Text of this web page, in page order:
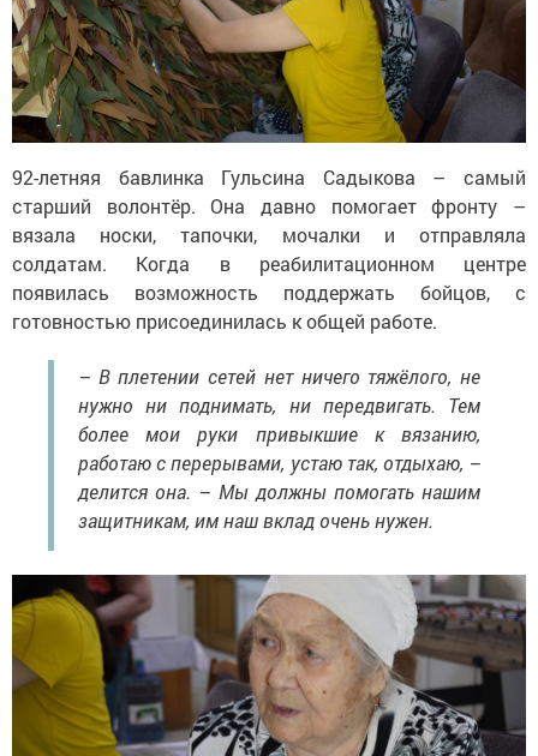
92-летняя бавлинка Гульсина Садыкова – самый
старший волонтёр. Она давно помогает фронту –
вязала носки, тапочки, мочалки и отправляла
солдатам. Когда в реабилитационном центре
появилась возможность поддержать бойцов, с
готовностью присоединилась к общей работе.
– В плетении сетей нет ничего тяжёлого, не
нужно ни поднимать, ни передвигать. Тем
более мои руки привыкшие к вязанию,
работаю с перерывами, устаю так, отдыхаю, –
делится она. – Мы должны помогать нашим
защитникам, им наш вклад очень нужен.